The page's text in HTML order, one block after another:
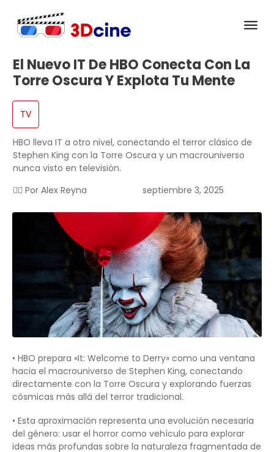
El Nuevo IT De HBO Conecta Con La
Torre Oscura Y Explota Tu Mente
TV
HBO lleva IT a otro nivel, conectando el terror clásico de
Stephen King con la Torre Oscura y un macrouniverso
nunca visto en televisión.
✍🏻 Por Alex Reyna septiembre 3, 2025
• HBO prepara «It: Welcome to Derry» como una ventana
hacia el macrouniverso de Stephen King, conectando
directamente con la Torre Oscura y explorando fuerzas
cósmicas más allá del terror tradicional.
• Esta aproximación representa una evolución necesaria
del género: usar el horror como vehículo para explorar
ideas más profundas sobre la naturaleza fragmentada de